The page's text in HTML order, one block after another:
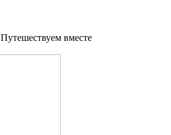
Путешествуем вместе